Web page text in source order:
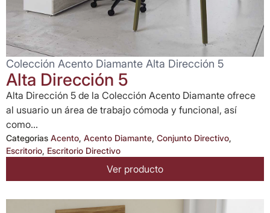
Colección Acento Diamante Alta Dirección 5
Alta Dirección 5
Alta Dirección 5 de la Colección Acento Diamante ofrece
al usuario un área de trabajo cómoda y funcional, así
como...
Categorias Acento, Acento Diamante, Conjunto Directivo,
Escritorio, Escritorio Directivo
Ver producto